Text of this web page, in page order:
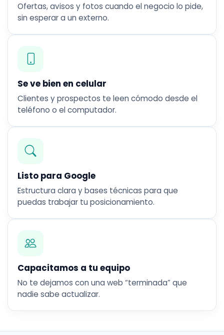
Ofertas, avisos y fotos cuando el negocio lo pide,
sin esperar a un externo.
Se ve bien en celular
Clientes y prospectos te leen cómodo desde el
teléfono o el computador.
Listo para Google
Estructura clara y bases técnicas para que
puedas trabajar tu posicionamiento.
Capacitamos a tu equipo
No te dejamos con una web “terminada” que
nadie sabe actualizar.